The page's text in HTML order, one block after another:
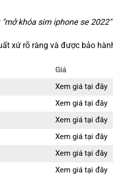
"mở khóa sim iphone se 2022"
xứ rõ ràng và được bảo
Giá
Xem giá tại đây
Xem giá tại đây
Xem giá tại đây
Xem giá tại đây
Xem giá tại đây
Xem giá tại đây